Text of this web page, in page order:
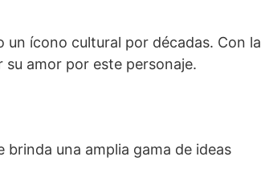
un ícono cultural por décadas. Con la
amor por este personaje.
brinda una amplia gama de ideas